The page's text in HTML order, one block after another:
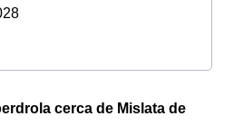
cerca de Mislata de